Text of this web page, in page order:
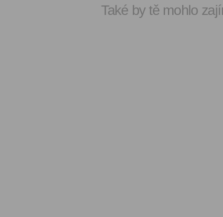
Také by tě mohlo